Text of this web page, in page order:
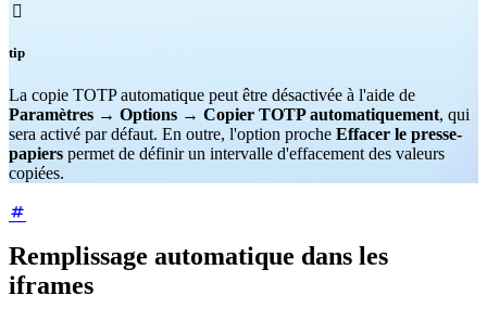

tip
La copie TOTP automatique peut être désactivée à l'aide de
Paramètres → Options → Copier TOTP automatiquement, qui
sera activé par défaut. En outre, l'option proche Effacer le presse-
papiers permet de définir un intervalle d'effacement des valeurs
copiées.
Remplissage automatique dans les
iframes